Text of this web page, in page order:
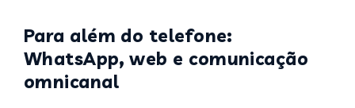
Para além do telefone:
WhatsApp, web e comunicação
omnicanal